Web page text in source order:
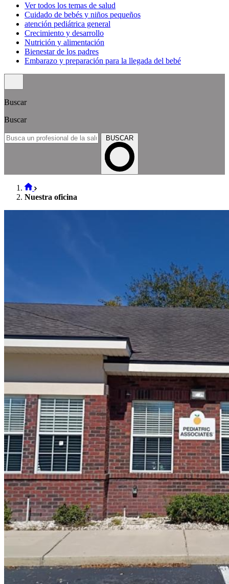
Ver todos los temas de salud
Cuidado de bebés y niños pequeños
atención pediátrica general
Crecimiento y desarrollo
Nutrición y alimentación
Bienestar de los padres
Embarazo y preparación para la llegada del bebé
Buscar
Buscar
BUSCAR
Nuestra oficina